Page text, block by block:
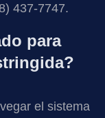
437-7747.
para
el sistema